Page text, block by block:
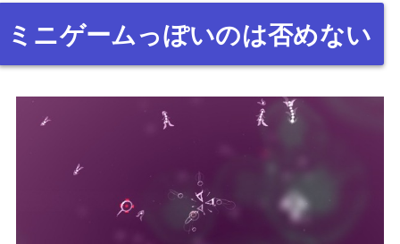
ミニゲームっぽいのは否めない